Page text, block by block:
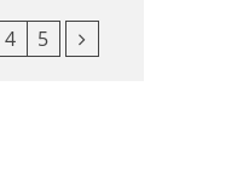
4 5 Nächste Seite